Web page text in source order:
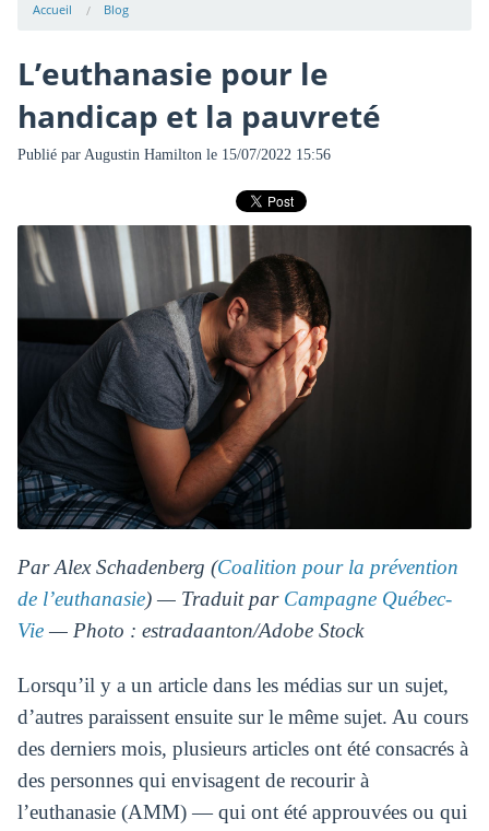
Accueil Blog
L’euthanasie pour le
handicap et la pauvreté
Publié par Augustin Hamilton le 15/07/2022 15:56
Par Alex Schadenberg (Coalition pour la prévention
de l’euthanasie) — Traduit par Campagne Québec-
Vie— Photo : estradaanton/Adobe Stock
Lorsqu’il y a un article dans les médias sur un sujet,
d’autres paraissent ensuite sur le même sujet. Au cours
des derniers mois, plusieurs articles ont été consacrés à
des personnes qui envisagent de recourir à
l’euthanasie (AMM) — qui ont été approuvées ou qui